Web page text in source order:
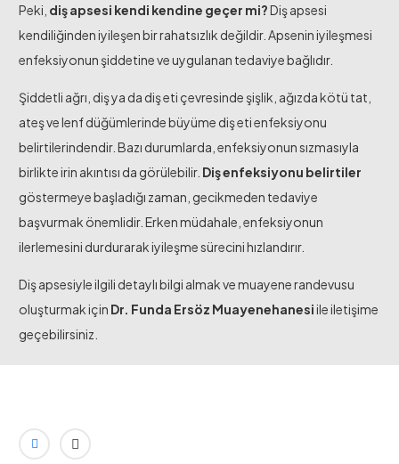
Peki, diş apsesi kendi kendine geçer mi?Diş apsesi
kendiliğinden iyileşen bir rahatsızlık değildir. Apsenin iyileşmesi
enfeksiyonun şiddetine ve uygulanan tedaviye bağlıdır.
Şiddetli ağrı, diş ya da diş eti çevresinde şişlik, ağızda kötü tat,
ateş ve lenf düğümlerinde büyüme diş eti enfeksiyonu
belirtilerindendir. Bazı durumlarda, enfeksiyonun sızmasıyla
birlikte irin akıntısı da görülebilir. Diş enfeksiyonu belirtiler
göstermeye başladığı zaman, gecikmeden tedaviye
başvurmak önemlidir. Erken müdahale, enfeksiyonun
ilerlemesini durdurarak iyileşme sürecini hızlandırır.
Diş apsesiyle ilgili detaylı bilgi almak ve muayene randevusu
oluşturmak için Dr. Funda Ersöz Muayenehanesiile iletişime
geçebilirsiniz.